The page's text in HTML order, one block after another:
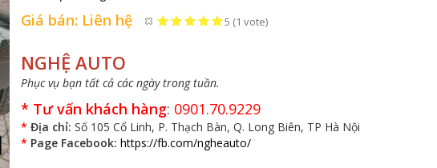
Giá bán: Liên hệ 5 (1 vote)
NGHỆ AUTO
Phục vụ bạn tất cả các ngày trong tuần.
* Tư vấn khách hàng: 0901.70.9229
* Địa chỉ:Số 105 Cổ Linh, P. Thạch Bàn, Q. Long Biên, TP Hà Nội
* Page Facebook: https://fb.com/ngheauto/